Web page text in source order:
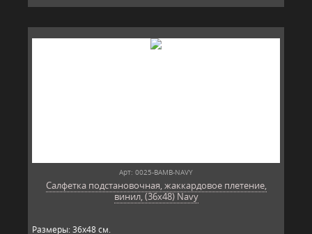
Арт: 0025-BAMB-NAVY
Салфетка подстановочная, жаккардовое плетение,
винил, (36х48) Navy
Размеры: 36х48 см.